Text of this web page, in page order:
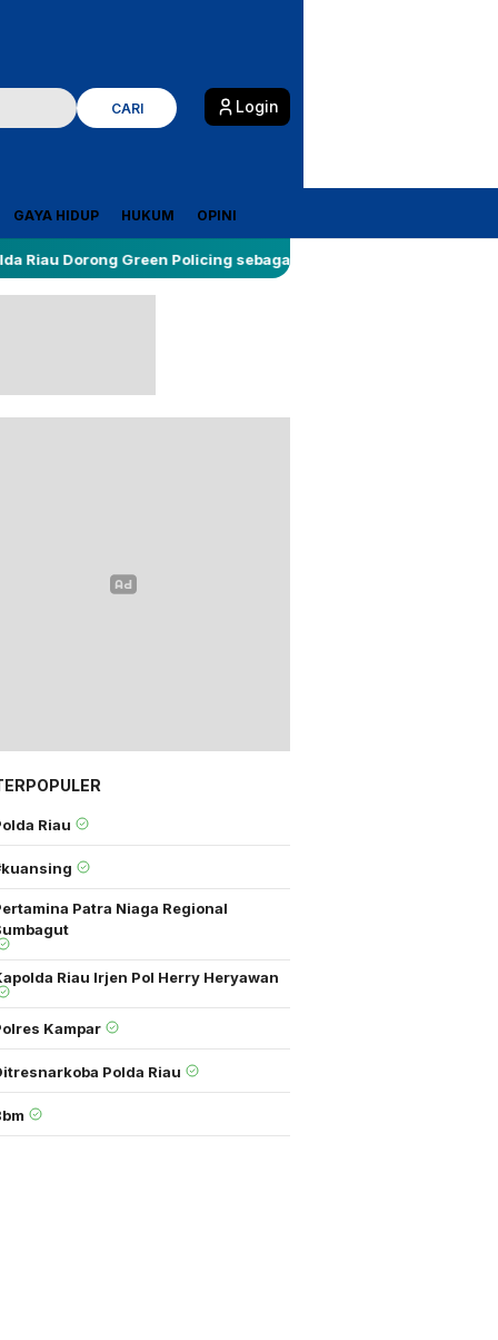
CARI Login
GAYA HIDUP HUKUM OPINI
Green Policing sebagai Platform Kolaborasi Lindungi
Riau
Patra Niaga Regional
Riau Irjen Pol Herry Heryawan
Kampar
Polda Riau